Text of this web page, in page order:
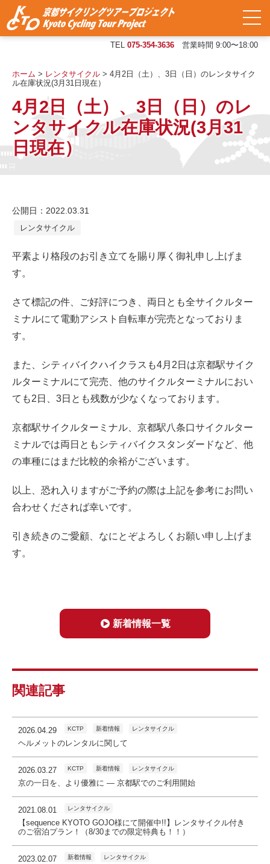
TEL 075-354-3636 営業時間 9:00〜18:00
公開日：2022.03.31
レンタサイクル
ホーム > レンタサイクル > 4月2日（土）、3日（日）のレンタサイク
ル在庫状況(3月31日現在）
4月2日（土）、3日（日）のレ
ンタサイクル在庫状況(3月31
日現在）
平素より格段のお引き立てを賜り厚く御礼申し上げま
す。
さて標記の件、ご好評につき、両日とも全サイクルター
ミナルにて電動アシスト自転車が完売となっておりま
す。
また、シティバイクハイクラスも4月2日は京都駅サイク
ルターミナルにて完売、他のサイクルターミナルにおい
ても2日、3日とも残数が少なくなっております。
京都駅サイクルターミナル、京都駅八条口サイクルター
ミナルでは両日ともシティバイクスタンダードなど、他
の車種にはまだ比較的余裕がございます。
以上、恐れ入りますがご予約の際は上記を参考にお問い
合わせくだされば幸いです。
引き続きのご愛顧、なにとぞよろしくお願い申し上げま
す。
新着情報一覧
関連記事
2026.04.29 KCTP 新着情報 レンタサイクル
ヘルメットのレンタルに関して
2026.03.27 KCTP 新着情報 レンタサイクル
京の一日を、より優雅に ― 京都駅でのご利用開始
2021.08.01 レンタサイクル
【sequence KYOTO GOJO様にて開催中!!】レンタサイクル付き
のご宿泊プラン！（8/30までの限定特典も！！）
2023.02.07 新着情報 レンタサイクル